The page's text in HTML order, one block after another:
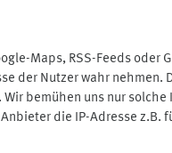
Maps, RSS-Feeds oder
der Nutzer wahr nehmen.
bemühen uns nur solche
die IP-Adresse z.B.